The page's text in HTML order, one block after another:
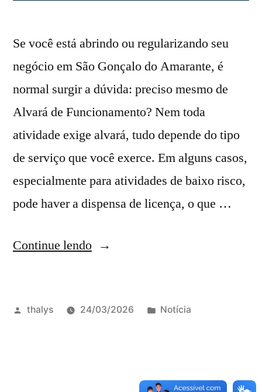
Se você está abrindo ou regularizando seu
negócio em São Gonçalo do Amarante, é
normal surgir a dúvida: preciso mesmo de
Alvará de Funcionamento? Nem toda
atividade exige alvará, tudo depende do tipo
de serviço que você exerce. Em alguns casos,
especialmente para atividades de baixo risco,
pode haver a dispensa de licença, o que …
Continue lendo
thalys 24/03/2026 Notícia